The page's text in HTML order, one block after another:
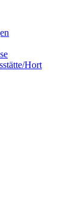
Hort